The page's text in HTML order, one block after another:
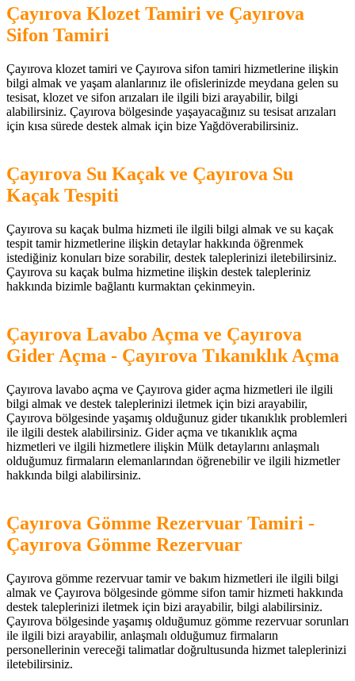
Çayırova Klozet Tamiri ve Çayırova
Sifon Tamiri
Çayırova klozet tamiri ve Çayırova sifon tamiri hizmetlerine ilişkin
bilgi almak ve yaşam alanlarınız ile ofislerinizde meydana gelen su
tesisat, klozet ve sifon arızaları ile ilgili bizi arayabilir, bilgi
alabilirsiniz. Çayırova bölgesinde yaşayacağınız su tesisat arızaları
için kısa sürede destek almak için bize Yağdöverabilirsiniz.
Çayırova Su Kaçak ve Çayırova Su
Kaçak Tespiti
Çayırova su kaçak bulma hizmeti ile ilgili bilgi almak ve su kaçak
tespit tamir hizmetlerine ilişkin detaylar hakkında öğrenmek
istediğiniz konuları bize sorabilir, destek taleplerinizi iletebilirsiniz.
Çayırova su kaçak bulma hizmetine ilişkin destek talepleriniz
hakkında bizimle bağlantı kurmaktan çekinmeyin.
Çayırova Lavabo Açma ve Çayırova
Gider Açma - Çayırova Tıkanıklık Açma
Çayırova lavabo açma ve Çayırova gider açma hizmetleri ile ilgili
bilgi almak ve destek taleplerinizi iletmek için bizi arayabilir,
Çayırova bölgesinde yaşamış olduğunuz gider tıkanıklık problemleri
ile ilgili destek alabilirsiniz. Gider açma ve tıkanıklık açma
hizmetleri ve ilgili hizmetlere ilişkin Mülk detaylarını anlaşmalı
olduğumuz firmaların elemanlarından öğrenebilir ve ilgili hizmetler
hakkında bilgi alabilirsiniz.
Çayırova Gömme Rezervuar Tamiri -
Çayırova Gömme Rezervuar
Çayırova gömme rezervuar tamir ve bakım hizmetleri ile ilgili bilgi
almak ve Çayırova bölgesinde gömme sifon tamir hizmeti hakkında
destek taleplerinizi iletmek için bizi arayabilir, bilgi alabilirsiniz.
Çayırova bölgesinde yaşamış olduğumuz gömme rezervuar sorunları
ile ilgili bizi arayabilir, anlaşmalı olduğumuz firmaların
personellerinin vereceği talimatlar doğrultusunda hizmet taleplerinizi
iletebilirsiniz.